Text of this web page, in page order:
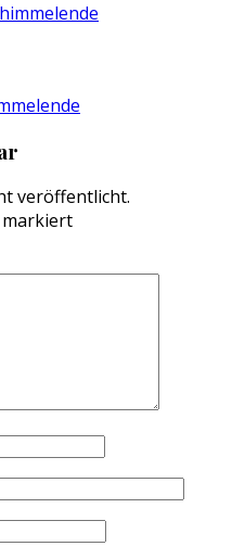
himmelende
veröffentlicht.
markiert